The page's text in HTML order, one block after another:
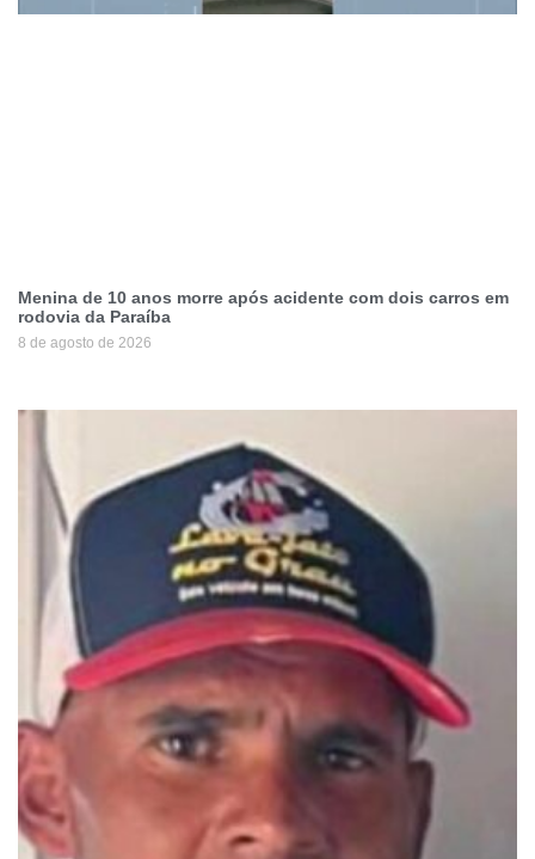
Menina de 10 anos morre após acidente com dois carros em
rodovia da Paraíba
8 de agosto de 2026